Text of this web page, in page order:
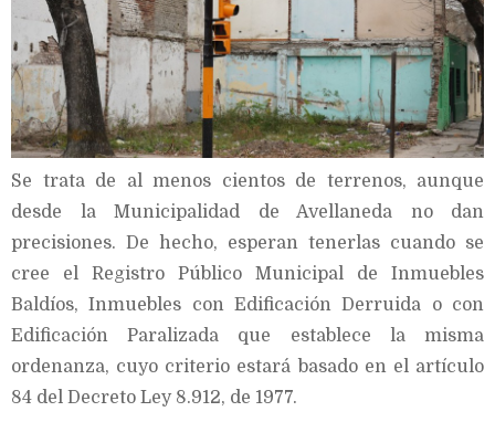
Se trata de al menos cientos de terrenos, aunque
desde la Municipalidad de Avellaneda no dan
precisiones. De hecho, esperan tenerlas cuando se
cree el Registro Público Municipal de Inmuebles
Baldíos, Inmuebles con Edificación Derruida o con
Edificación Paralizada que establece la misma
ordenanza, cuyo criterio estará basado en el artículo
84 del Decreto Ley 8.912, de 1977.